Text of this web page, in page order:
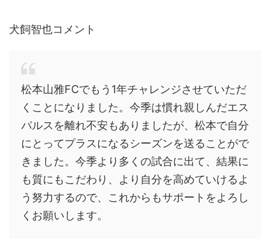
犬飼智也コメント
松本山雅FCでもう1年チャレンジさせていただ
くことになりました。今季は慣れ親しんだエス
パルスを離れ不安もありましたが、松本で自分
にとってプラスになるシーズンを送ることがで
きました。今季より多くの試合に出て、結果に
も質にもこだわり、より自分を高めていけるよ
う努力するので、これからもサポートをよろし
くお願いします。